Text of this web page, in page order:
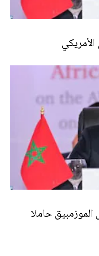
حاملا